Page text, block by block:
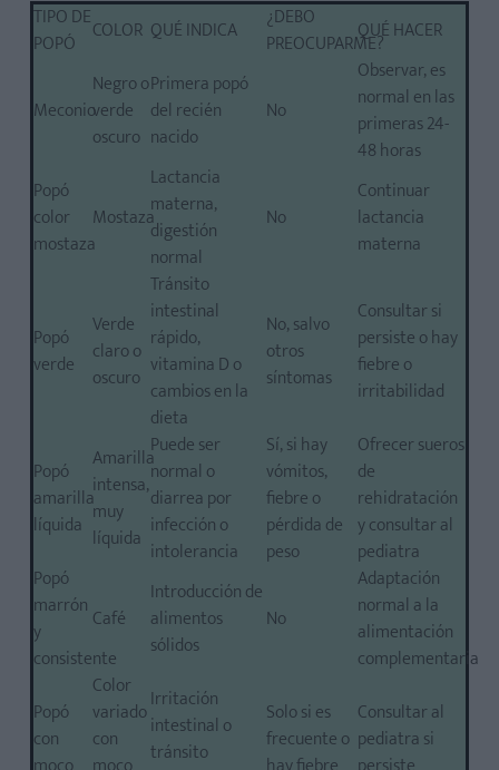
TIPO DE
POPÓ
COLOR QUÉ INDICA
¿DEBO
PREOCUPARME?QUÉ HACER
Meconio
Negro o
verde
oscuro
Primera popó
del recién
nacido
No
Observar, es
normal en las
primeras 24-
48 horas
Popó
color
mostaza
Mostaza
Lactancia
materna,
digestión
normal
No
Continuar
lactancia
materna
Popó
verde
Verde
claro o
oscuro
Tránsito
intestinal
rápido,
vitamina D o
cambios en la
dieta
No, salvo
otros
síntomas
Consultar si
persiste o hay
fiebre o
irritabilidad
Popó
amarilla
líquida
Amarilla
intensa,
muy
líquida
Puede ser
normal o
diarrea por
infección o
intolerancia
Sí, si hay
vómitos,
fiebre o
pérdida de
peso
Ofrecer sueros
de
rehidratación
y consultar al
pediatra
Popó
marrón
y
consistente
Café
Introducción de
alimentos
sólidos
No
Adaptación
normal a la
alimentación
complementaria
Popó
con
Color
variado
con
Irritación
intestinal o
tránsito
Solo si es
frecuente o
Consultar al
pediatra si